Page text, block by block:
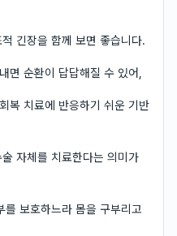
긴장을 함께 보면 좋습니다.
면 순환이 답답해질 수 있어,
복 치료에 반응하기 쉬운 기반
자체를 치료한다는 의미가
보호하느라 몸을 구부리고